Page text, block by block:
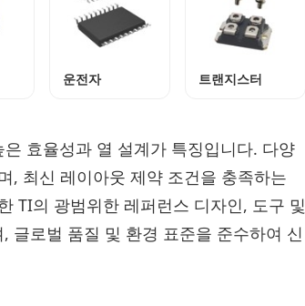
운전자 트랜지스터
효율성과 열 설계가 특징입니다. 다양
, 최신 레이아웃 제약 조건을 충족하는
TI의 광범위한 레퍼런스 디자인, 도구 및
글로벌 품질 및 환경 표준을 준수하여 신